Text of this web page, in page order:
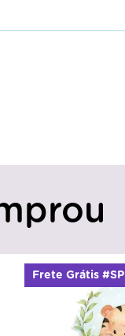
Frete Grátis #SP